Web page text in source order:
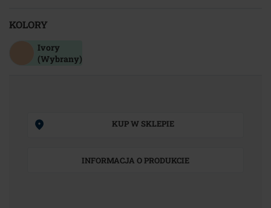
KOLORY
Ivory
(Wybrany)
KUP W SKLEPIE
INFORMACJA O PRODUKCIE